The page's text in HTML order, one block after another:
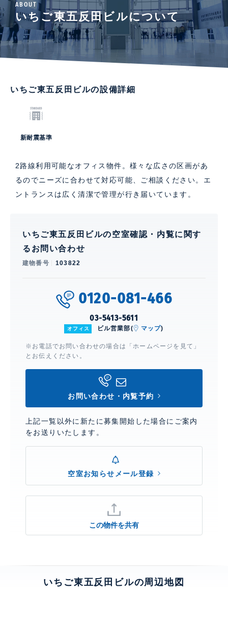
ABOUT
いちご東五反田ビルについて
いちご東五反田ビルの設備詳細
新耐震基準
2路線利用可能なオフィス物件。様々な広さの区画があ
るのでニーズに合わせて対応可能、ご相談ください。エ
ントランスは広く清潔で管理が行き届いています。
いちご東五反田ビルの空室確認・内覧に関す
るお問い合わせ
建物番号 103822
0120-081-466
03-5413-5611
オフィス ビル営業部( マップ)
※お電話でお問い合わせの場合は「ホームページを見て」
とお伝えください。
お問い合わせ・内覧予約
上記一覧以外に新たに募集開始した場合にご案内
をお送りいたします。
空室お知らせメール登録
この物件を共有
いちご東五反田ビルの周辺地図